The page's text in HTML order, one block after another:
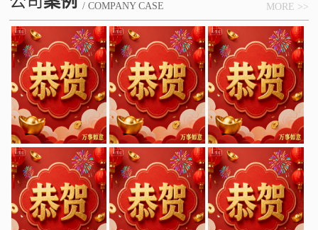
/ COMPANY CASE MORE >>